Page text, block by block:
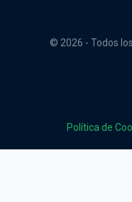
© 2026 - Todos
Política de